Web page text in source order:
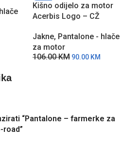
Kišno odijelo za motor
Acerbis Logo – CŽ
Jakne, Pantalone - hlače
za motor
106.00KM 90.00 KM
“Pantalone – farmerke za